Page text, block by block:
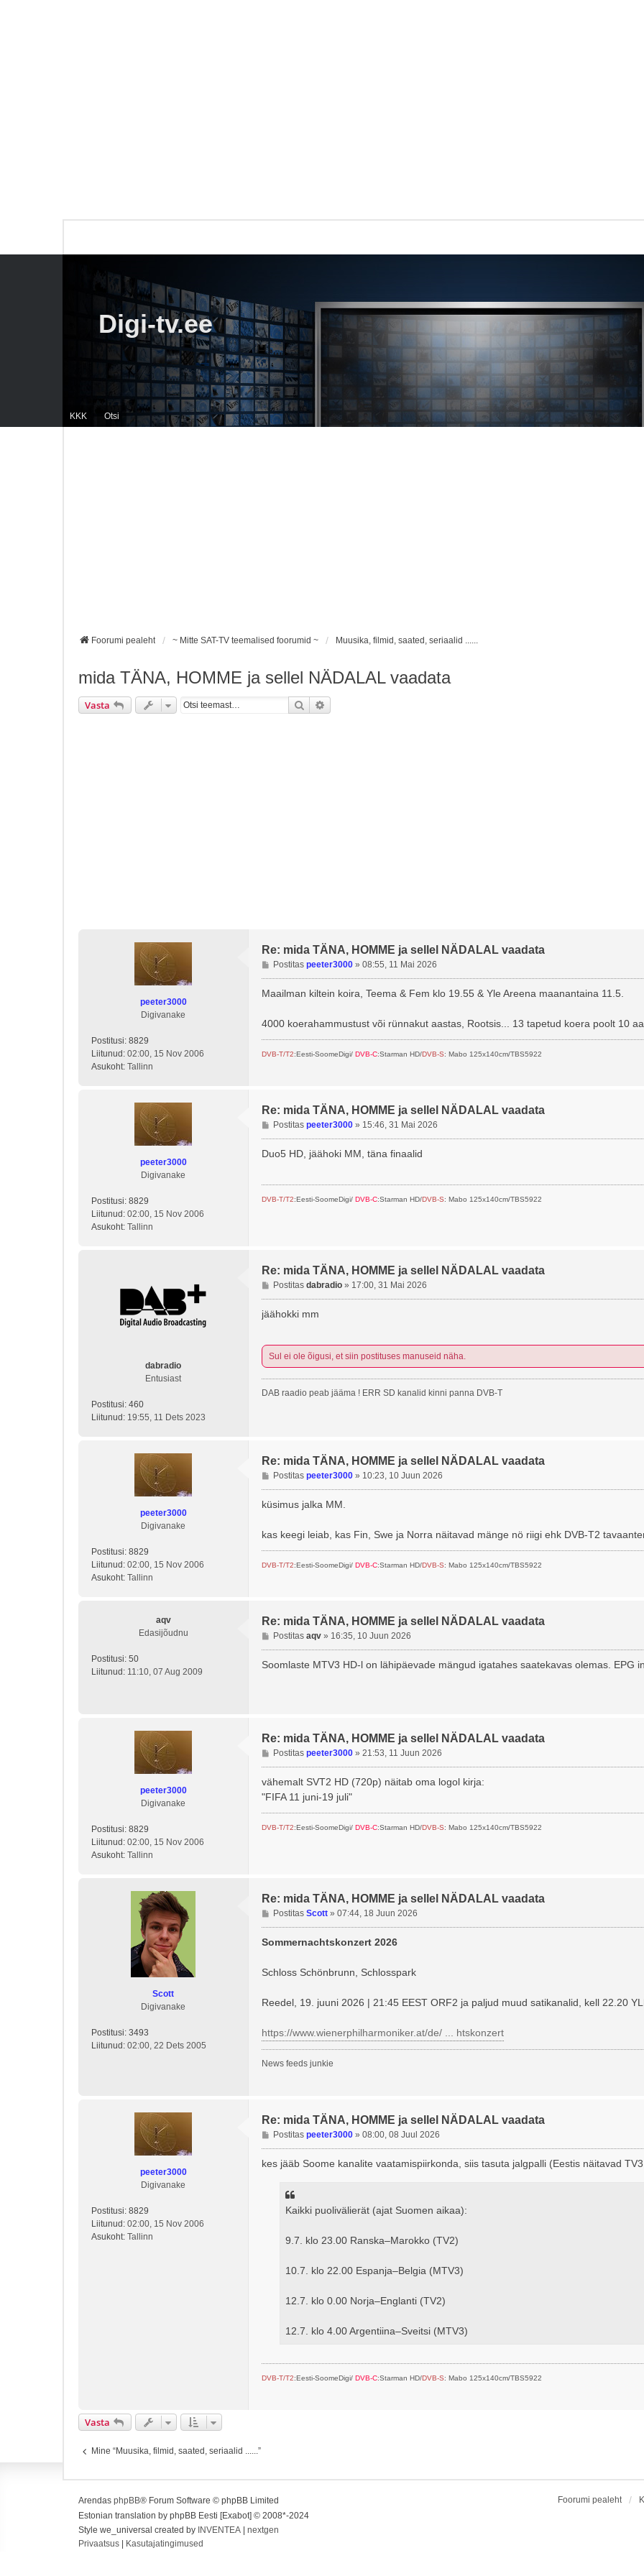
KKK Otsi
Digi-tv.ee
Foorumi pealeht ~ Mitte SAT-TV teemalised foorumid ~ Muusika, filmid, saated, seriaalid ......
mida TÄNA, HOMME ja sellel NÄDALAL vaadata
Vasta Otsi
peeter3000
Digivanake
Postitusi: 8829
Liitunud: 02:00, 15 Nov 2006
Asukoht: Tallinn
Re: mida TÄNA, HOMME ja sellel NÄDALAL vaadata
P
o
s
t
u
s
Postitas peeter3000» 08:55, 11 Mai 2026
Maailman kiltein koira, Teema & Fem klo 19.55 & Yle Areena maanantaina 11.5.
4000 koerahammustust või rünnakut aastas, Rootsis... 13 tapetud koera poolt 10
DVB-T/T2:Eesti-SoomeDigi/ DVB-C:Starman HD/DVB-S: Mabo 125x140cm/TBS5922
peeter3000
Digivanake
Postitusi: 8829
Liitunud: 02:00, 15 Nov 2006
Asukoht: Tallinn
Re: mida TÄNA, HOMME ja sellel NÄDALAL vaadata
P
o
s
u
Postitas peeter3000» 15:46, 31 Mai 2026
Duo5 HD, jäähoki MM, täna finaalid
DVB-T/T2:Eesti-SoomeDigi/ DVB-C:Starman HD/DVB-S: Mabo 125x140cm/TBS5922
dabradio
Entusiast
Postitusi: 460
Liitunud: 19:55, 11 Dets 2023
Re: mida TÄNA, HOMME ja sellel NÄDALAL vaadata
P
o
s
u
Postitas dabradio» 17:00, 31 Mai 2026
jäähokki mm
Sul ei ole õigusi, et siin postituses manuseid näha.
DAB raadio peab jääma ! ERR SD kanalid kinni panna DVB-T
peeter3000
Digivanake
Postitusi: 8829
Liitunud: 02:00, 15 Nov 2006
Asukoht: Tallinn
Re: mida TÄNA, HOMME ja sellel NÄDALAL vaadata
P
o
s
t
u
s
Postitas peeter3000» 10:23, 10 Juun 2026
küsimus jalka MM.
kas keegi leiab, kas Fin, Swe ja Norra näitavad mänge nö riigi ehk DVB-T2
DVB-T/T2:Eesti-SoomeDigi/ DVB-C:Starman HD/DVB-S: Mabo 125x140cm/TBS5922
aqv
Edasijõudnu
Postitusi: 50
Liitunud: 11:10, 07 Aug 2009
Re: mida TÄNA, HOMME ja sellel NÄDALAL vaadata
P
o
s
Postitas aqv» 16:35, 10 Juun 2026
Soomlaste MTV3 HD-l on lähipäevade mängud igatahes saatekavas olemas. EPG
peeter3000
Digivanake
Postitusi: 8829
Liitunud: 02:00, 15 Nov 2006
Asukoht: Tallinn
Re: mida TÄNA, HOMME ja sellel NÄDALAL vaadata
P
o
s
t
u
Postitas peeter3000» 21:53, 11 Juun 2026
vähemalt SVT2 HD (720p) näitab oma logol kirja:
"FIFA 11 juni-19 juli"
DVB-T/T2:Eesti-SoomeDigi/ DVB-C:Starman HD/DVB-S: Mabo 125x140cm/TBS5922
Scott
Digivanake
Postitusi: 3493
Liitunud: 02:00, 22 Dets 2005
Re: mida TÄNA, HOMME ja sellel NÄDALAL vaadata
P
o
s
t
s
Postitas Scott» 07:44, 18 Juun 2026
Sommernachtskonzert 2026
Schloss Schönbrunn, Schlosspark
Reedel, 19. juuni 2026 | 21:45 EEST ORF2 ja paljud muud satikanalid, kell 22.20
https://www.wienerphilharmoniker.at/de/ ... htskonzert
News feeds junkie
peeter3000
Digivanake
Postitusi: 8829
Liitunud: 02:00, 15 Nov 2006
Asukoht: Tallinn
Re: mida TÄNA, HOMME ja sellel NÄDALAL vaadata
P
o
s
Postitas peeter3000» 08:00, 08 Juul 2026
kes jääb Soome kanalite vaatamispiirkonda, siis tasuta jalgpalli (Eestis näitavad
Kaikki puolivälierät (ajat Suomen aikaa):
9.7. klo 23.00 Ranska–Marokko (TV2)
10.7. klo 22.00 Espanja–Belgia (MTV3)
12.7. klo 0.00 Norja–Englanti (TV2)
12.7. klo 4.00 Argentiina–Sveitsi (MTV3)
DVB-T/T2:Eesti-SoomeDigi/ DVB-C:Starman HD/DVB-S: Mabo 125x140cm/TBS5922
Vasta
Mine “Muusika, filmid, saated, seriaalid ......”
Foorumi pealeht
Arendas phpBB® Forum Software © phpBB Limited
Estonian translation by phpBB Eesti [Exabot] © 2008*-2024
Style we_universal created by INVENTEA
nextgen
Privaatsus
Kasutajatingimused